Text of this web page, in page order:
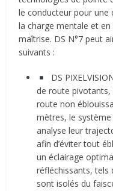
le conducteur pour une
la charge mentale et
maîtrise. DS N°7 peut
suivants :
DS
de route pivotants,
route non
mètres, le
analyse leur
afin d’éviter tout
un éclairage
réfléchissants, tels
sont isolés du